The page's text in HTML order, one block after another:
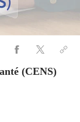
(CENS)